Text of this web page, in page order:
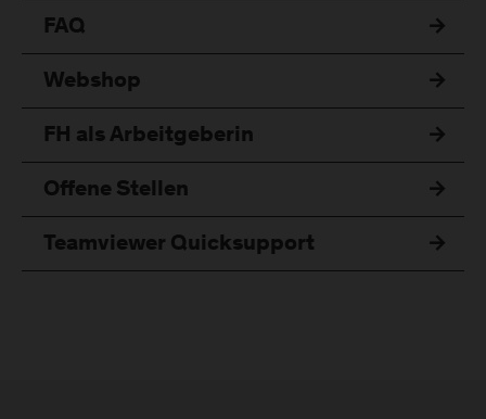
FAQ
Webshop
FH als Arbeitgeberin
Offene Stellen
Teamviewer Quicksupport